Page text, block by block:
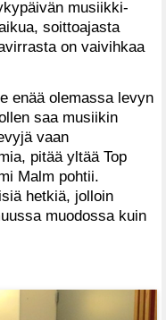
musiikki-
soittoajasta
on vaivihkaa
enää olemassa levyn
saa musiikin
vaan
pitää yltää Top
Malm pohtii.
hetkiä, jolloin
muodossa kuin